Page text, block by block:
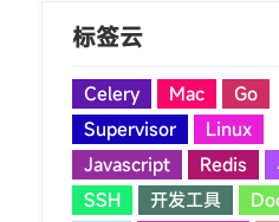
标签云
Celery Mac
Go
Supervisor
Linux
Javascript
Redis
SSH
开发工具